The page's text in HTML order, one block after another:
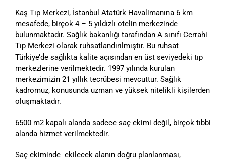
Kaş Tıp Merkezi, İstanbul Atatürk Havalimanına 6 km
mesafede, birçok 4 – 5 yıldızlı otelin merkezinde
bulunmaktadır. Sağlık bakanlığı tarafından A sınıfı Cerrahi
Tıp Merkezi olarak ruhsatlandırılmıştır. Bu ruhsat
Türkiye’de sağlıkta kalite açısından en üst seviyedeki tıp
merkezlerine verilmektedir. 1997 yılında kurulan
merkezimizin 21 yıllık tecrübesi mevcuttur. Sağlık
kadromuz, konusunda uzman ve yüksek nitelikli kişilerden
oluşmaktadır.
6500 m2 kapalı alanda sadece saç ekimi değil, birçok tıbbi
alanda hizmet verilmektedir.
Saç ekiminde ekilecek alanın doğru planlanması,